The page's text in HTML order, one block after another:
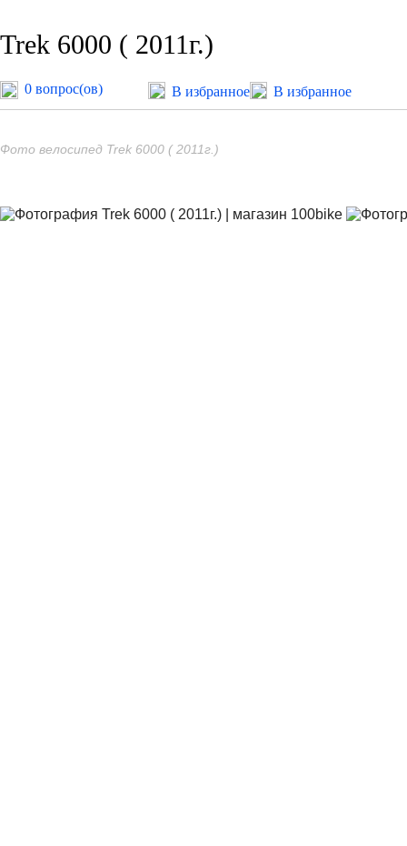
Trek 6000 ( 2011г.)
0 вопрос(ов) В избранное В избранное
Фото велосипед Trek 6000 ( 2011г.)